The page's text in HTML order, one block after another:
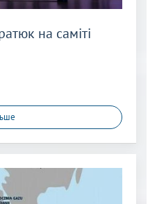
на саміті